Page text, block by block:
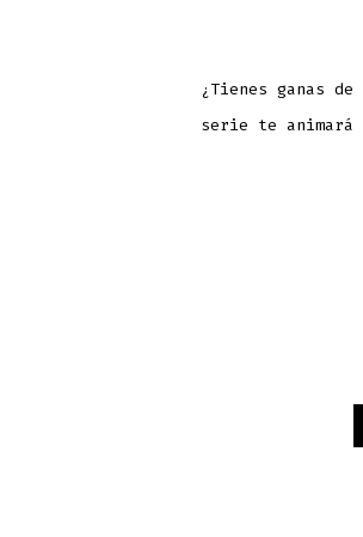
¿Tienes ganas
serie te animará